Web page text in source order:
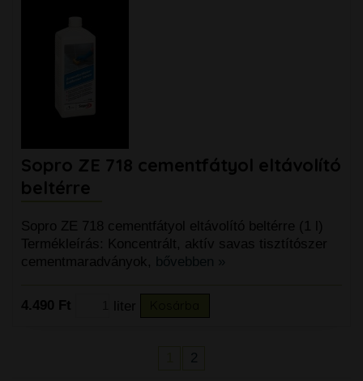
Sopro ZE 718 cementfátyol eltávolító
beltérre
Sopro ZE 718 cementfátyol eltávolító beltérre (1 l)
Termékleírás: Koncentrált, aktív savas tisztítószer
cementmaradványok, bővebben »
4.490 Ft liter
2